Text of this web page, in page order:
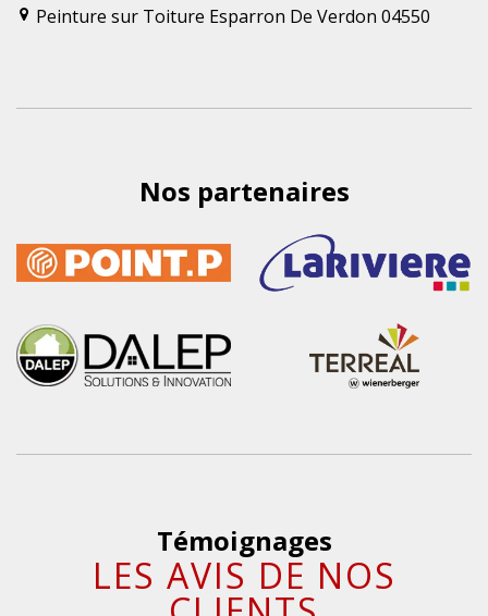
Peinture sur Toiture Esparron De Verdon 04550
Nos partenaires
Témoignages
LES AVIS DE NOS